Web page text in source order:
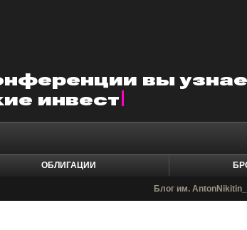
ОБЛИГАЦИИ
Блог им.